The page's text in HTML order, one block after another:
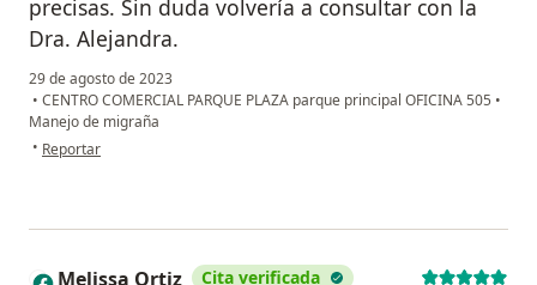
precisas. Sin duda volvería a consultar con la
Dra. Alejandra.
29 de agosto de 2023
• CENTRO COMERCIAL PARQUE PLAZA parque principal OFICINA 505 •
Manejo de migraña
• en opinión del usuario Susana
Reportar
M Melissa Ortiz Cita verificada